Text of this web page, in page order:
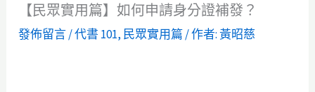
【民眾實用篇】如何申請身分證補發？
發佈留言/代書 101, 民眾實用篇/ 作者:黃昭慈